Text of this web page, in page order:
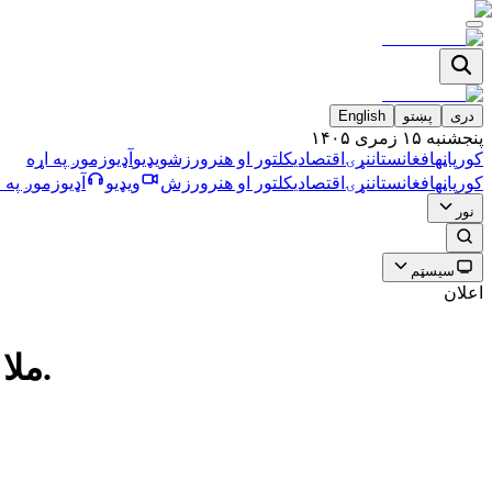
دری پښتو English
پنجشنبه ۱۵ زمری ۱۴۰۵
کورپاڼهافغانستاننړۍ اقتصاديکلتور او هنر ورزشویډیو آډیوزموږ په اړه
کورپاڼهافغانستاننړۍ اقتصاديکلتور او هنر ورزش ویډیو آډیوزموږ په
نور
سیسټم
اعلان
ملا شيرين د كندهار خبريالانو ته: د طالبانو له ادارې سره وفادار پاتې شئ.